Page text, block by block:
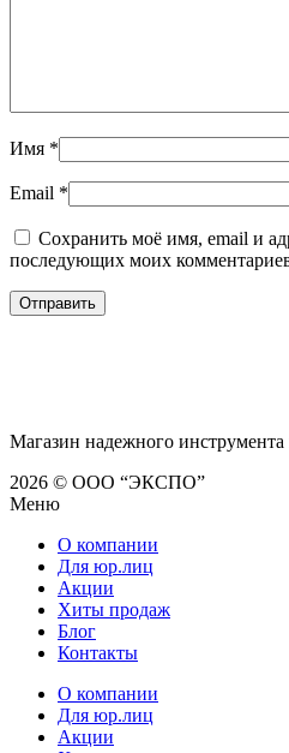
Имя *
Email *
Сохранить моё имя, email и
последующих моих
Магазин надежного
2026 © ООО “ЭКСПО”
Меню
О компании
Для юр.лиц
Акции
Хиты продаж
Блог
Контакты
О компании
Для юр.лиц
Акции